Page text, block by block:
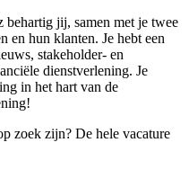
jij, samen met je twee
en hun klanten. Je hebt een
stakeholder- en
dienstverlening. Je
in het hart van de
zoek zijn? De hele vacature